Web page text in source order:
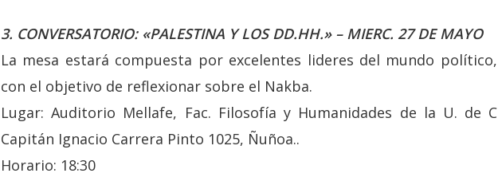
3. CONVERSATORIO: «PALESTINA Y LOS DD.HH.» – MIERC. 27 DE MAYO
La mesa estará compuesta por excelentes lideres del mundo
con el objetivo de reflexionar sobre el Nakba.
Lugar: Auditorio Mellafe, Fac. Filosofía y Humanidades de la U. de
Capitán Ignacio Carrera Pinto 1025, Ñuñoa..
Horario: 18:30